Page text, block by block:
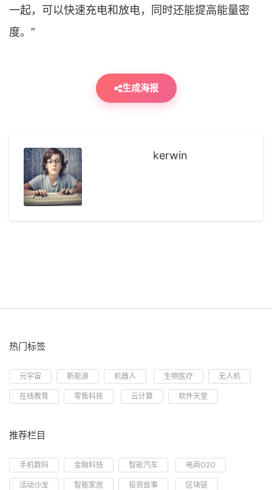
一起，可以快速充电和放电，同时还能提高能量密
度。”
生成海报
kerwin
热门标签
元宇宙 新能源 机器人 生物医疗 无人机
在线教育 零售科技 云计算 软件天堂
推荐栏目
手机数码 金融科技 智能汽车 电商O2O
活动沙龙 智能家居 投资故事 区块链